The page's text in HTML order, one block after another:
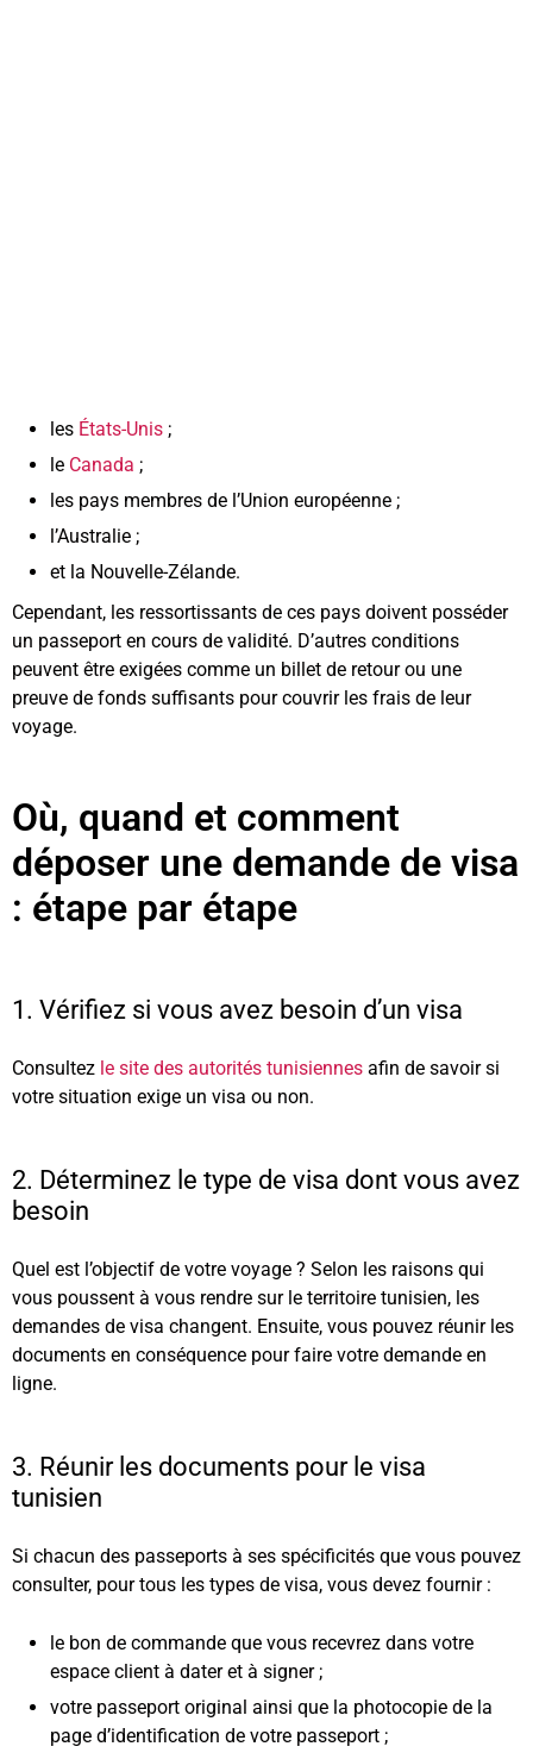
les États-Unis ;
le Canada ;
les pays membres de l’Union européenne ;
l’Australie ;
et la Nouvelle-Zélande.
Cependant, les ressortissants de ces pays doivent posséder
un passeport en cours de validité. D’autres conditions
peuvent être exigées comme un billet de retour ou une
preuve de fonds suffisants pour couvrir les frais de leur
voyage.
Où, quand et comment
déposer une demande de visa
: étape par étape
1. Vérifiez si vous avez besoin d’un visa
Consultez le site des autorités tunisiennes afin de savoir si
votre situation exige un visa ou non.
2. Déterminez le type de visa dont vous avez
besoin
Quel est l’objectif de votre voyage ? Selon les raisons qui
vous poussent à vous rendre sur le territoire tunisien, les
demandes de visa changent. Ensuite, vous pouvez réunir les
documents en conséquence pour faire votre demande en
ligne.
3. Réunir les documents pour le visa
tunisien
Si chacun des passeports à ses spécificités que vous pouvez
consulter, pour tous les types de visa, vous devez fournir :
le bon de commande que vous recevrez dans votre
espace client à dater et à signer ;
votre passeport original ainsi que la photocopie de la
page d’identification de votre passeport ;